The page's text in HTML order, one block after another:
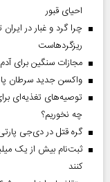
احیای قبور
چرا گرد و غبار در
ریزگردهاست
مجازات سنگین برای
واکسن جدید سرطان
چه نخوریم؟
گره قتل در دی‌جی پارتی با ۵۰ قسم باز
ثبت‌نام بیش از یک
کنند